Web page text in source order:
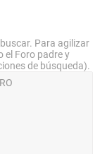
Para agilizar
el Foro padre y
de búsqueda).